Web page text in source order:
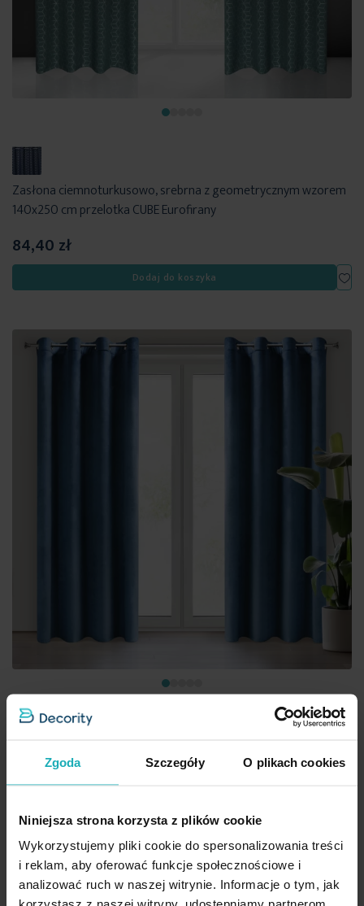
Zgoda Szczegóły O plikach cookies
Niniejsza strona korzysta z plików cookie
Wykorzystujemy pliki cookie do spersonalizowania treści
i reklam, aby oferować funkcje społecznościowe i
analizować ruch w naszej witrynie. Informacje o tym, jak
Zasłona ciemnoturkusowo, srebrna z geometrycznym wzorem
140x250 cm przelotka CUBE Eurofirany
84,40 zł
Dodaj do koszyka
Zasłona granatowa z matowego welwetu 140x250 cm
przelotka MELANIE Eurofirany
86,90 zł
Dodaj do koszyka
Inne rozmiary i sposoby zawieszenia(4)